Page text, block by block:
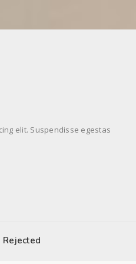
elit. Suspendisse egestas
Rejected